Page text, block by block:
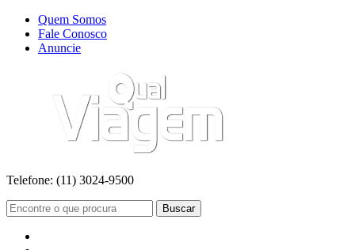
Quem Somos
Fale Conosco
Anuncie
Telefone: (11) 3024-9500
Buscar